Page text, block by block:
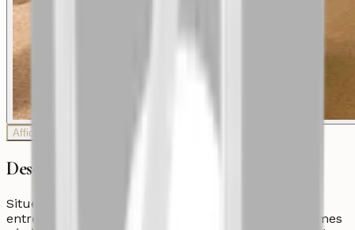
Afficher plus de photos
Description
Situé dans une résidence haut standing, bien
entretenue, ce bien rare vous séduira par ses volumes